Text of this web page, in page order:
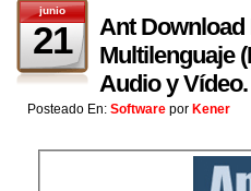
junio
21
Ant Download
Multilenguaje
Audio y Vídeo.
Posteado En: Software por Kener